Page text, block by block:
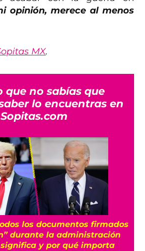
opinión, merece al menos
MX.
que no sabías que
lo encuentras en
Sopitas.com
los documentos firmados
durante la administración
y por qué importa